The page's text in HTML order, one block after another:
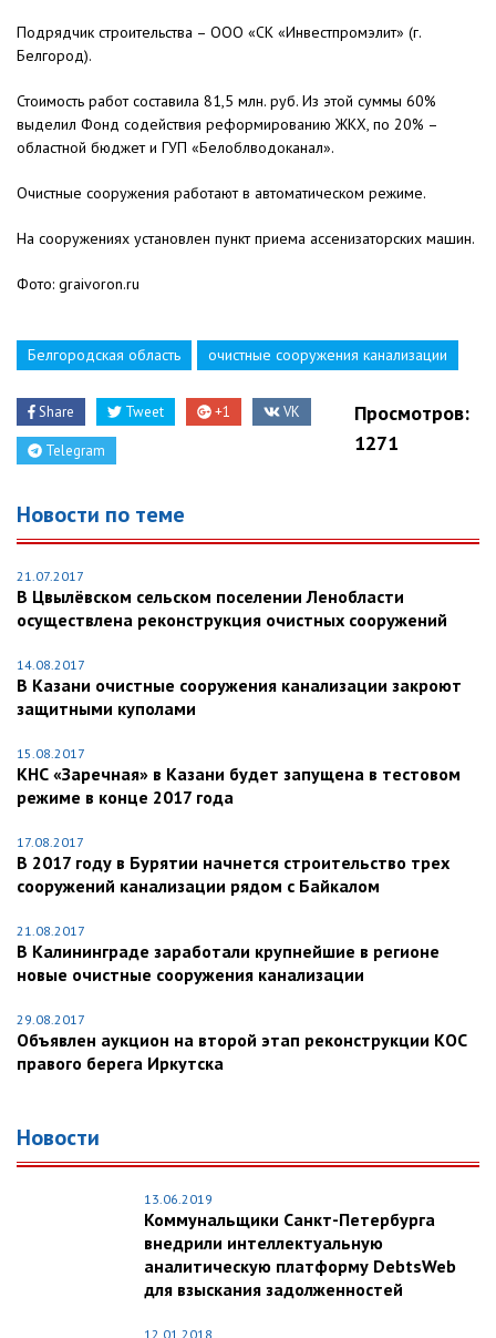
Подрядчик строительства – ООО «СК «Инвестпромэлит» (г.
Белгород).
Стоимость работ составила 81,5 млн. руб. Из этой суммы 60%
выделил Фонд содействия реформированию ЖКХ, по 20% –
областной бюджет и ГУП «Белоблводоканал».
Очистные сооружения работают в автоматическом режиме.
На сооружениях установлен пункт приема ассенизаторских машин.
Фото: graivoron.ru
Белгородская область очистные сооружения канализации
Share Tweet +1 VK
Telegram
Просмотров:
1271
Новости по теме
21.07.2017
В Цвылёвском сельском поселении Ленобласти
осуществлена реконструкция очистных сооружений
14.08.2017
В Казани очистные сооружения канализации закроют
защитными куполами
15.08.2017
КНС «Заречная» в Казани будет запущена в тестовом
режиме в конце 2017 года
17.08.2017
В 2017 году в Бурятии начнется строительство трех
сооружений канализации рядом с Байкалом
21.08.2017
В Калининграде заработали крупнейшие в регионе
новые очистные сооружения канализации
29.08.2017
Объявлен аукцион на второй этап реконструкции КОС
правого берега Иркутска
Новости
13.06.2019
Коммунальщики Санкт-Петербурга
внедрили интеллектуальную
аналитическую платформу DebtsWeb
для взыскания задолженностей
12.01.2018